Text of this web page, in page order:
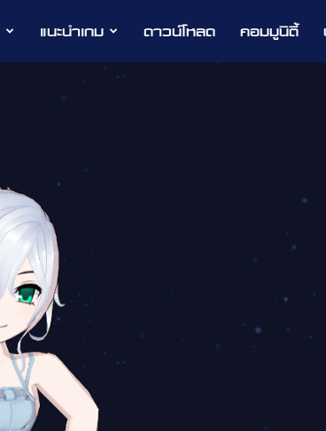
แนะนำเกม ดาวน์โหลด คอมมูนิตี้